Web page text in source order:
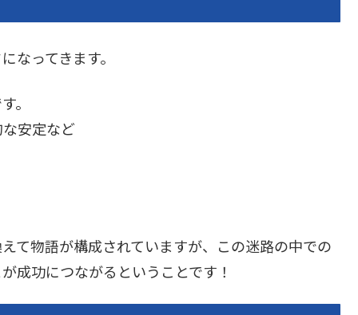
なってきます。
。
安定など
て物語が構成されていますが、この迷路の中での
成功につながるということです！